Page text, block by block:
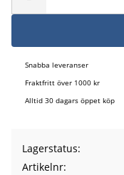
Snabba leveranser
Fraktfritt över 1000 kr
Alltid 30 dagars öppet köp
Lagerstatus
Artikelnr